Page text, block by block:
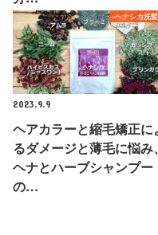
-ヘナシカ洗
2023.9.9
ヘアカラーと縮毛矯正に
るダメージと薄毛に悩み、
ヘナとハーブシャンプー
の…